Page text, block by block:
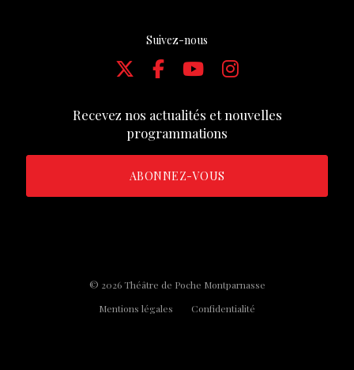
Suivez-nous
Recevez nos actualités et nouvelles
programmations
ABONNEZ-VOUS
© 2026 Théâtre de Poche Montparnasse
Mentions légales
Confidentialité